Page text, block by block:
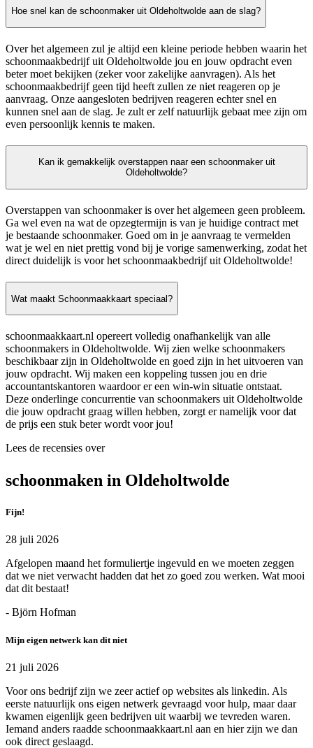
Hoe snel kan de schoonmaker uit Oldeholtwolde aan de slag?
Over het algemeen zul je altijd een kleine periode hebben waarin het
schoonmaakbedrijf uit Oldeholtwolde jou en jouw opdracht even
beter moet bekijken (zeker voor zakelijke aanvragen). Als het
schoonmaakbedrijf geen tijd heeft zullen ze niet reageren op je
aanvraag. Onze aangesloten bedrijven reageren echter snel en
kunnen snel aan de slag. Je zult er zelf natuurlijk gebaat mee zijn om
even persoonlijk kennis te maken.
Kan ik gemakkelijk overstappen naar een schoonmaker uit
Oldeholtwolde?
Overstappen van schoonmaker is over het algemeen geen probleem.
Ga wel even na wat de opzegtermijn is van je huidige contract met
je bestaande schoonmaker. Goed om in je aanvraag te vermelden
wat je wel en niet prettig vond bij je vorige samenwerking, zodat het
direct duidelijk is voor het schoonmaakbedrijf uit Oldeholtwolde!
Wat maakt Schoonmaakkaart speciaal?
schoonmaakkaart.nl opereert volledig onafhankelijk van alle
schoonmakers in Oldeholtwolde. Wij zien welke schoonmakers
beschikbaar zijn in Oldeholtwolde en goed zijn in het uitvoeren van
jouw opdracht. Wij maken een koppeling tussen jou en drie
accountantskantoren waardoor er een win-win situatie ontstaat.
Deze onderlinge concurrentie van schoonmakers uit Oldeholtwolde
die jouw opdracht graag willen hebben, zorgt er namelijk voor dat
de prijs een stuk beter wordt voor jou!
Lees de recensies over
schoonmaken in Oldeholtwolde
Fijn!
28 juli 2026
Afgelopen maand het formuliertje ingevuld en we moeten zeggen
dat we niet verwacht hadden dat het zo goed zou werken. Wat mooi
dat dit bestaat!
- Björn Hofman
Mijn eigen netwerk kan dit niet
21 juli 2026
Voor ons bedrijf zijn we zeer actief op websites als linkedin. Als
eerste natuurlijk ons eigen netwerk gevraagd voor hulp, maar daar
kwamen eigenlijk geen bedrijven uit waarbij we tevreden waren.
Iemand anders raadde schoonmaakkaart.nl aan en hier zijn we dan
ook direct geslaagd.